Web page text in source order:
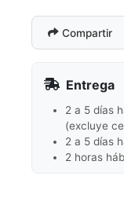
Compartir
Entrega
2 a 5 días
(excluye
2 a 5 días
2 horas